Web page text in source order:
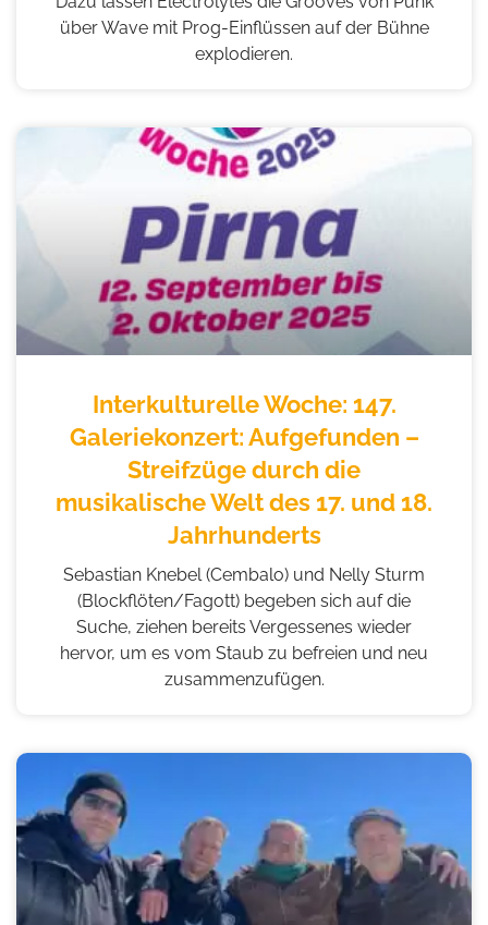
über Wave mit Prog-Einflüssen auf der Bühne
explodieren.
Interkulturelle Woche: 147.
Galeriekonzert: Aufgefunden –
Streifzüge durch die
musikalische Welt des 17. und 18.
Jahrhunderts
Sebastian Knebel (Cembalo) und Nelly Sturm
(Blockflöten/Fagott) begeben sich auf die
Suche, ziehen bereits Vergessenes wieder
hervor, um es vom Staub zu befreien und neu
zusammenzufügen.